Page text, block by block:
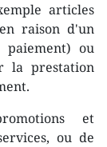
articles
raison d'un
paiement) ou
la prestation
et
ou de